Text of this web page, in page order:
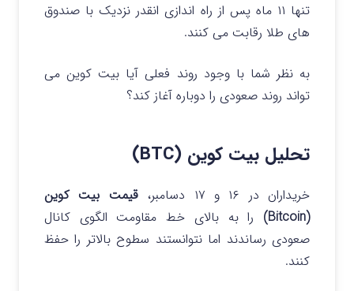
تنها ۱۱ ماه پس از راه اندازی انقدر نزدیک با صندوق
های طلا رقابت می کنند.
به نظر شما با وجود روند فعلی آیا بیت کوین می
تواند روند صعودی را دوباره آغاز کند؟
تحلیل بیت کوین (BTC)
خریداران در ۱۶ و ۱۷ دسامبر،
قیمت بیت کوین
(Bitcoin)
را به بالای خط مقاومت الگوی کانال
صعودی رساندند اما نتوانستند سطوح بالاتر را حفظ
کنند.